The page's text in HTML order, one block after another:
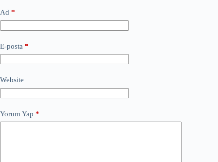
Ad *
E-posta *
Website
Yorum Yap *